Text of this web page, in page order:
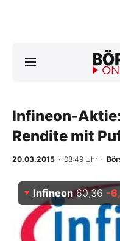
ktuelle
News
Anlageprodukte
Abo & Shop
BO-Musterdepots
Infineon-
Rendite mit
20.03.2015 · 08:49 Uhr ·
Infineon 60,36 -